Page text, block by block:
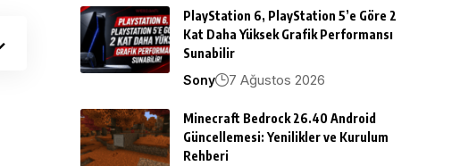
PlayStation 6, PlayStation 5’e Göre 2
Kat Daha Yüksek Grafik Performansı
Sunabilir
Sony
7 Ağustos 2026
Minecraft Bedrock 26.40 Android
Güncellemesi: Yenilikler ve Kurulum
Rehberi